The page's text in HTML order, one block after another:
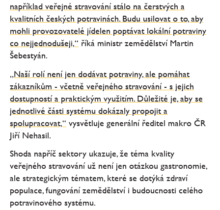
například veřejné stravování stálo na čerstvých a
kvalitních českých potravinách. Budu usilovat o to, aby
mohli provozovatelé jídelen poptávat lokální potraviny
co nejjednodušeji,“ říká ministr zemědělství Martin
Šebestyán.
„Naší rolí není jen dodávat potraviny, ale pomáhat
zákazníkům - včetně veřejného stravování - s jejich
dostupností a praktickým využitím. Důležité je, aby se
jednotlivé části systému dokázaly propojit a
spolupracovat,“ vysvětluje generální ředitel makro ČR
Jiří Nehasil.
Shoda napříč sektory ukazuje, že téma kvality
veřejného stravování už není jen otázkou gastronomie,
ale strategickým tématem, které se dotýká zdraví
populace, fungování zemědělství i budoucnosti celého
potravinového systému.